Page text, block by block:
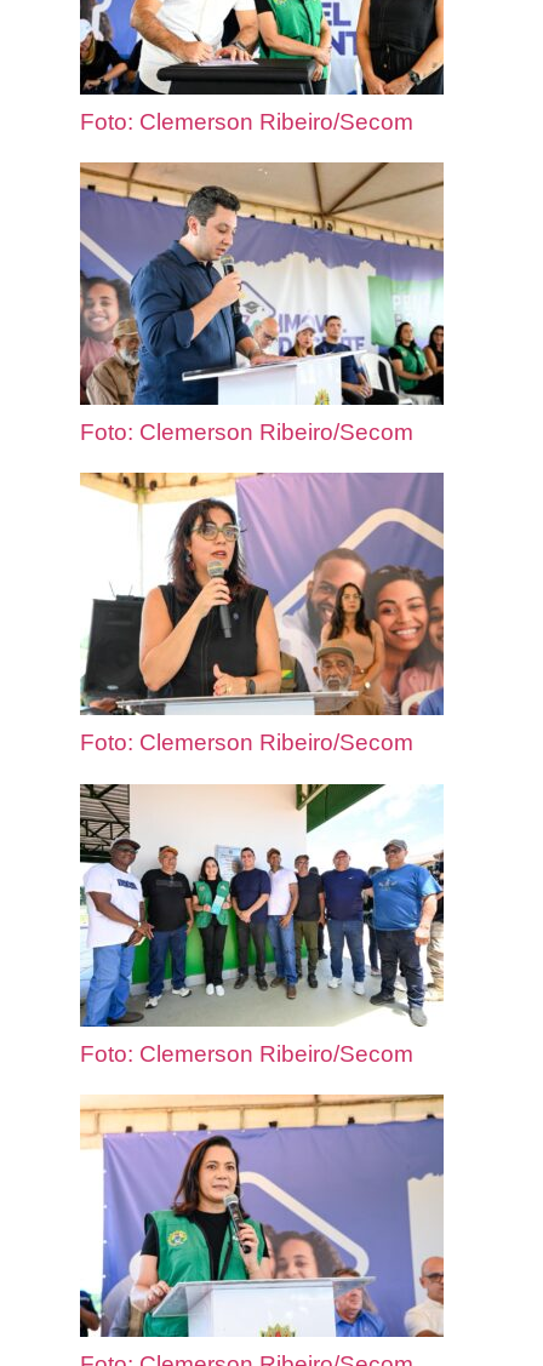
Foto: Clemerson Ribeiro/Secom
Foto: Clemerson Ribeiro/Secom
Foto: Clemerson Ribeiro/Secom
Foto: Clemerson Ribeiro/Secom